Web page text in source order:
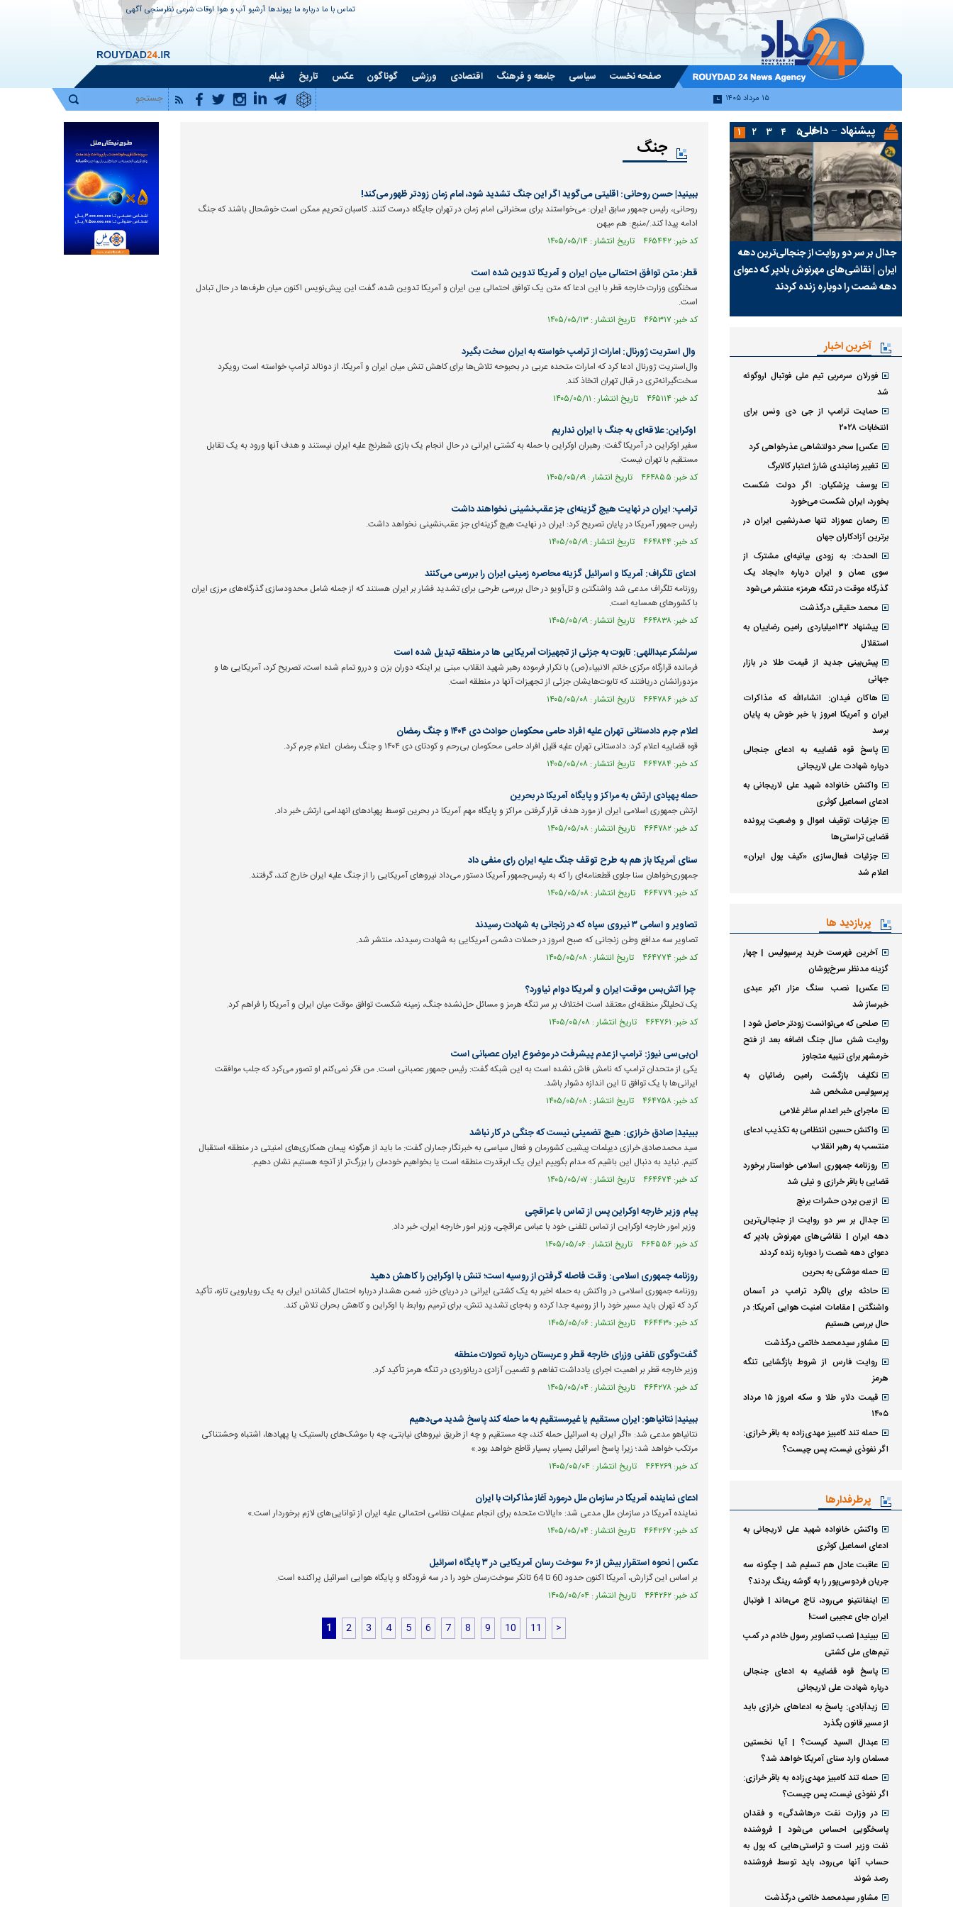
تماس با ما درباره ما پیوندها آرشیو آب و هوا اوقات شرعی نظرسنجی آگهی
صفحه نخست سیاسی جامعه و فرهنگ اقتصادی ورزشی گوناگون عکس تاریخ فیلم
۱۵ مرداد ۱۴۰۵
جنگ
ببینید| حسن روحانی: اقلیتی می‌گوید اگر این جنگ تشدید شود، امام زمان زودتر ظهور می‌کند!
روحانی، رئیس جمهور سابق ایران: می‌خواستند برای سخنرانی امام زمان در تهران جایگاه درست کنند. کاسبان تحریم ممکن است خوشحال باشند که جنگ
ادامه پیدا کند./منبع: هم میهن
کد خبر: ۴۶۵۴۴۲ تاریخ انتشار : ۱۴۰۵/۰۵/۱۴
قطر: متن توافق احتمالی میان ایران و آمریکا تدوین شده است
سخنگوی وزارت خارجه قطر با این ادعا که متن یک توافق احتمالی بین ایران و آمریکا تدوین شده، گفت این پیش‌نویس اکنون میان طرف‌ها در حال تبادل
است.
کد خبر: ۴۶۵۳۱۷ تاریخ انتشار : ۱۴۰۵/۰۵/۱۳
وال استریت ژورنال: امارات از ترامپ خواسته به ایران سخت بگیرد
وال‌استریت ژورنال ادعا کرد که امارات متحده عربی در بحبوحه تلاش‌ها برای کاهش تنش میان ایران و آمریکا، از دونالد ترامپ خواسته است رویکرد
سخت‌گیرانه‌تری در قبال تهران اتخاذ کند.
کد خبر: ۴۶۵۱۱۴ تاریخ انتشار : ۱۴۰۵/۰۵/۱۱
اوکراین: علاقه‌ای به جنگ با ایران نداریم
سفیر اوکراین در آمریکا گفت: رهبران اوکراین با حمله به کشتی ایرانی در حال انجام یک بازی شطرنج علیه ایران نیستند و هدف آنها ورود به یک تقابل
مستقیم با تهران نیست.
کد خبر: ۴۶۴۸۵۵ تاریخ انتشار : ۱۴۰۵/۰۵/۰۹
ترامپ: ایران در نهایت هیچ گزینه‌ای جز عقب‌نشینی نخواهند داشت
رئیس جمهور آمریکا در پایان تصریح کرد: ایران در نهایت هیچ گزینه‌ای جز عقب‌نشینی نخواهد داشت.
کد خبر: ۴۶۴۸۴۴ تاریخ انتشار : ۱۴۰۵/۰۵/۰۹
ادعای تلگراف: آمریکا و اسرائیل گزینه محاصره زمینی ایران را بررسی می‌کنند
روزنامه تلگراف مدعی شد واشنگتن و تل‌آویو در حال بررسی طرحی برای تشدید فشار بر ایران هستند که از جمله شامل محدودسازی گذرگاه‌های مرزی ایران
با کشورهای همسایه است.
کد خبر: ۴۶۴۸۳۸ تاریخ انتشار : ۱۴۰۵/۰۵/۰۹
سرلشکر عبداللهی: تابوت به جزئی از تجهیزات آمریکایی ها در منطقه تبدیل شده است
فرمانده قرارگاه مرکزی خاتم الانبیاء(ص) با تکرار فرموده رهبر شهید انقلاب مبنی یر اینکه دوران بزن و دررو تمام شده است، تصریح کرد، آمریکایی ها و
مزدورانشان دریافتند که تابوت‌هایشان جزئی از تجهیزات آنها در منطقه است.
کد خبر: ۴۶۴۷۸۶ تاریخ انتشار : ۱۴۰۵/۰۵/۰۸
اعلام جرم دادستانی تهران علیه افراد حامی محکومان حوادث دی‌ ۱۴۰۴ و جنگ رمضان
قوه قضاییه اعلام کرد: دادستانی تهران علیه قلیل افراد حامی محکومان بی‌رحم و کودتای دی‌ ۱۴۰۴ و جنگ رمضان اعلام جرم کرد.
کد خبر: ۴۶۴۷۸۴ تاریخ انتشار : ۱۴۰۵/۰۵/۰۸
حمله پهپادی ارتش به مراکز و پایگاه‌ آمریکا در بحرین
ارتش جمهوری اسلامی ایران از مورد هدف قرار گرفتن مراکز و پایگاه‌ مهم آمریکا در بحرین توسط پهپادهای انهدامی ارتش خبر داد.
کد خبر: ۴۶۴۷۸۲ تاریخ انتشار : ۱۴۰۵/۰۵/۰۸
سنای آمریکا باز هم به طرح توقف جنگ علیه ایران رای منفی داد
جمهوری‌خواهان سنا جلوی قطعنامه‌ای را که به رئیس‌جمهور آمریکا دستور می‌داد نیروهای آمریکایی را از جنگ علیه ایران خارج کند، گرفتند.
کد خبر: ۴۶۴۷۷۹ تاریخ انتشار : ۱۴۰۵/۰۵/۰۸
تصاویر و اسامی ۳ نیروی سپاه که در زنجانی به شهادت رسیدند
تصاویر سه مدافع وطن زنجانی که صبح امروز در حملات دشمن آمریکایی به شهادت رسیدند، منتشر شد.
کد خبر: ۴۶۴۷۷۴ تاریخ انتشار : ۱۴۰۵/۰۵/۰۸
چرا آتش‌بس موقت ایران و آمریکا دوام نیاورد؟
یک تحلیلگر منطقه‌ای معتقد است اختلاف بر سر تنگه هرمز و مسائل حل‌نشده جنگ، زمینه شکست توافق موقت میان ایران و آمریکا را فراهم کرد.
کد خبر: ۴۶۴۷۶۱ تاریخ انتشار : ۱۴۰۵/۰۵/۰۸
ان‌بی‌سی نیوز: ترامپ از عدم پیشرفت در موضوع ایران عصبانی است
یکی از متحدان ترامپ که نامش فاش نشده است به این شبکه گفت: رئیس جمهور عصبانی است. من فکر نمی‌کنم او تصور می‌کرد که جلب موافقت
ایرانی‌ها با یک توافق تا این اندازه دشوار باشد.
کد خبر: ۴۶۴۷۵۸ تاریخ انتشار : ۱۴۰۵/۰۵/۰۸
ببینید| صادق خرازی: هیچ تضمینی نیست که جنگی در کار نباشد
سید محمدصادق خرازی دیپلمات پیشین کشورمان و فعال سیاسی به خبرنگار جماران گفت: ما باید از هرگونه پیمان همکاری‌های امنیتی در منطقه استقبال
کنیم. نباید به دنبال این باشیم که مدام بگوییم ایران یک ابرقدرت منطقه است یا بخواهیم خودمان را بزرگ‌تر از آنچه هستیم نشان دهیم.
کد خبر: ۴۶۴۶۷۴ تاریخ انتشار : ۱۴۰۵/۰۵/۰۷
پیام وزیر خارجه اوکراین پس از تماس با عراقچی
وزیر امور خارجه اوکراین از تماس تلفنی خود با عباس عراقچی، وزیر امور خارجه ایران، خبر داد.
کد خبر: ۴۶۴۵۵۶ تاریخ انتشار : ۱۴۰۵/۰۵/۰۶
روزنامه جمهوری اسلامی: وقت فاصله گرفتن از روسیه است؛ تنش با اوکراین را کاهش دهید
روزنامه جمهوری اسلامی در واکنش به حمله اخیر به یک کشتی ایرانی در دریای خزر، ضمن هشدار درباره احتمال کشاندن ایران به یک رویارویی تازه، تأکید
کرد که تهران باید مسیر خود را از روسیه جدا کرده و به‌جای تشدید تنش، برای ترمیم روابط با اوکراین و کاهش بحران تلاش کند.
کد خبر: ۴۶۴۴۳۰ تاریخ انتشار : ۱۴۰۵/۰۵/۰۶
گفت‌وگوی تلفنی وزرای خارجه قطر و عربستان درباره تحولات منطقه
وزیر خارجه قطر بر اهمیت اجرای یادداشت تفاهم و تضمین آزادی دریانوردی در تنگه هرمز تأکید کرد.
کد خبر: ۴۶۴۲۷۸ تاریخ انتشار : ۱۴۰۵/۰۵/۰۴
ببینید| نتانیاهو: ایران مستقیم یا غیرمستقیم به ما حمله کند پاسخ شدید می‌دهیم
نتانیاهو مدعی شد: «اگر ایران به اسرائیل حمله کند، چه مستقیم و چه از طریق نیروهای نیابتی، چه با موشک‌های بالستیک یا پهپادها، اشتباه وحشتناکی
مرتکب خواهد شد؛ زیرا پاسخ اسرائیل بسیار، بسیار قاطع خواهد بود.»
کد خبر: ۴۶۴۲۶۹ تاریخ انتشار : ۱۴۰۵/۰۵/۰۴
ادعای نماینده آمریکا در سازمان ملل درمورد آغاز مذاکرات با ایران
نماینده آمریکا در سازمان ملل مدعی شد: «ایالات متحده برای انجام عملیات نظامی احتمالی علیه ایران از توانایی‌های لازم برخوردار است.»
کد خبر: ۴۶۴۲۶۷ تاریخ انتشار : ۱۴۰۵/۰۵/۰۴
عکس | نحوه استقرار بیش از ۶۰ سوخت رسان آمریکایی در ۳ پایگاه اسرائیل
بر اساس این گزارش، آمریکا اکنون حدود 60 تا 64 تانکر سوخت‌رسان خود را در سه فرودگاه و پایگاه هوایی اسرائیل پراکنده است.
کد خبر: ۴۶۴۲۶۲ تاریخ انتشار : ۱۴۰۵/۰۵/۰۴
1 2 3 4 5 6 7 8 9 10 11 >
پیشنهاد − داخلی
جدال بر سر دو روایت از جنجالی‌ترین دهه
ایران | نقاشی‌های مهرنوش بادپر که دعوای
دهه شصت را دوباره زنده کردند
باید بحران حقیقت در هنر ایران را جدی
گرفت؟
برنامه‌های سیاسی صداوسیما | چرخش به
نفع توافق یا تلاش برای حفظ کرسی
بازخوانی پرونده یک پدرکشتگی سیاسی |
۱ ۲ ۳ ۴ ۵ ۶
آخرین اخبار
فورلان سرمربی تیم ملی فوتبال اروگوئه
شد
حمایت ترامپ از جی دی ونس برای
انتخابات ۲۰۲۸
عکس| سحر دولتشاهی عذرخواهی کرد
تغییر زمانبندی‌ شارژ اعتبار کالابرگ
یوسف پزشکیان: اگر دولت شکست
بخورد، ایران شکست می‌خورد
رحمان عموزاد تنها صدرنشین ایران در
برترین آزادکاران جهان
الحدث: به زودی بیانیه‌ای مشترک از
سوی عمان و ایران درباره «ایجاد یک
گذرگاه موقت در تنگه هرمز» منتشر می‌شود
محمد حقیقی درگذشت
پیشنهاد ۱۳۲میلیاردی رامین رضاییان به
استقلال
پیش‌بینی جدید از قیمت طلا در بازار
جهانی
هاکان فیدان: انشاءالله که مذاکرات
ایران و آمریکا امروز با خبر خوش به پایان
برسد
پاسخ قوه قضاییه به ادعای جنجالی
درباره شهادت علی لاریجانی
واکنش خانواده شهید علی لاریجانی به
ادعای اسماعیل کوثری
جزئیات توقیف اموال و وضعیت پرونده
قضایی تراستی‌ها
جزئیات فعال‌سازی «کیف پول ایران»
اعلام شد
پربازدید ها
آخرین فهرست خرید پرسپولیس | چهار
گزینه مدنظر سرخ‌پوشان
عکس| نصب سنگ مزار اکبر عبدی
خبرساز شد
صلحی که می‌توانست زودتر حاصل شود |
روایت شش سال جنگ اضافه بعد از فتح
خرمشهر برای تنبیه متجاوز
تکلیف بازگشت رامین رضائیان به
پرسپولیس مشخص شد
ماجرای خبر اعدام ساغر غلامی
واکنش حسین انتظامی به تکذیب ادعای
منتسب به رهبر انقلاب
روزنامه جمهوری اسلامی خواستار برخورد
قضایی با باقر خرازی و نیلی شد
از بین بردن حشرات برنج
جدال بر سر دو روایت از جنجالی‌ترین
دهه ایران | نقاشی‌های مهرنوش بادپر که
دعوای دهه شصت را دوباره زنده کردند
حمله موشکی به بحرین
حادثه برای بالگرد ترامپ در آسمان
واشنگتن | مقامات امنیت هوایی آمریکا: در
حال بررسی هستیم
مشاور سیدمحمد خاتمی درگذشت
روایت فارس از شروط بازگشایی تنگه
هرمز
قیمت دلار، طلا و سکه امروز ۱۵ مرداد
۱۴۰۵
حمله تند کامبیز مهدی‌زاده به باقر خرازی:
اگر نفوذی نیست، پس چیست؟
پرطرفدارها
واکنش خانواده شهید علی لاریجانی به
ادعای اسماعیل کوثری
عاقبت عادل هم تسلیم شد | چگونه سه
جریان فردوسی‌پور را به گوشه رینگ بردند؟
اینفانتینو می‌رود، تاج می‌ماند | فوتبال
ایران جای عجیبی است!
ببینید| نصب تصاویر رسول خادم در کمپ
تیم‌های ملی کشتی
پاسخ قوه قضاییه به ادعای جنجالی
درباره شهادت علی لاریجانی
زیدآبادی: پاسخ به ادعا‌های خرازی باید
از مسیر قانون بگذرد
عبدال السید کیست؟ | آیا نخستین
مسلمان وارد سنای آمریکا خواهد شد؟
حمله تند کامبیز مهدی‌زاده به باقر خرازی:
اگر نفوذی نیست، پس چیست؟
در وزارت نفت «رهاشدگی» و فقدان
پاسخگویی احساس می‌شود | فروشنده
نفت وزیر است و تراستی‌هایی که پول به
حساب آنها می‌رود، باید توسط فروشنده
رصد شوند
مشاور سیدمحمد خاتمی درگذشت